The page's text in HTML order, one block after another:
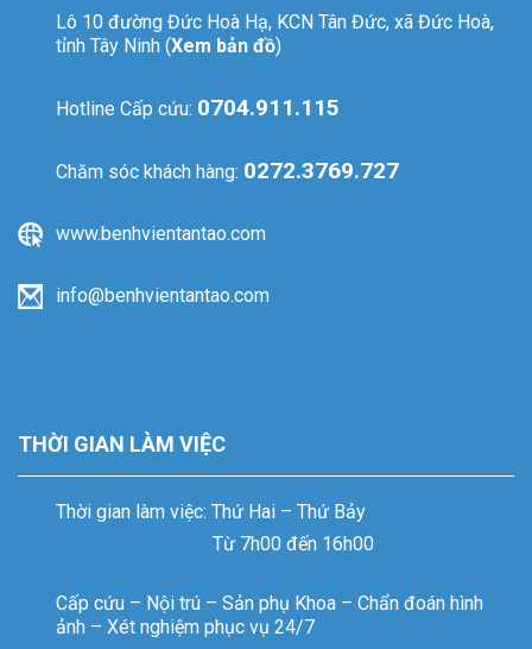
Lô 10 đường Đức Hoà Hạ, KCN Tân Đức, xã Đức Hoà,
tỉnh Tây Ninh (Xem bản đồ)
Hotline Cấp cứu: 0704.911.115
Chăm sóc khách hàng: 0272.3769.727
www.benhvientantao.com
info@benhvientantao.com
THỜI GIAN LÀM VIỆC
Thời gian làm việc: Thứ Hai – Thứ Bảy
Từ 7h00 đến 16h00
Cấp cứu – Nội trú – Sản phụ Khoa – Chẩn đoán hình
ảnh – Xét nghiệm phục vụ 24/7